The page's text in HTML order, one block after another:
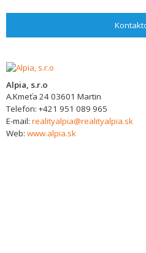
Alpia, s.r.o
A.Kmeťa 2403601 Martin
Telefon: +421 951 089 965
E-mail: realityalpia@realityalpia.sk
Web: www.alpia.sk